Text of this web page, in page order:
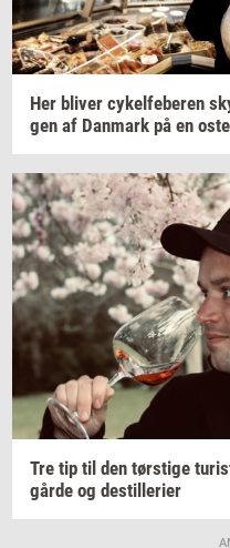
Her bli­ver cy­kel­fe­be­ren
gen af Dan­mark på en
Tre tip til den tørsti­ge
går­de og destil­le­ri­er